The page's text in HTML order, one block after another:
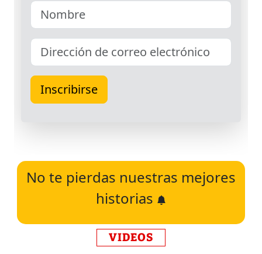
No te pierdas nuestras mejores
historias
VIDEOS